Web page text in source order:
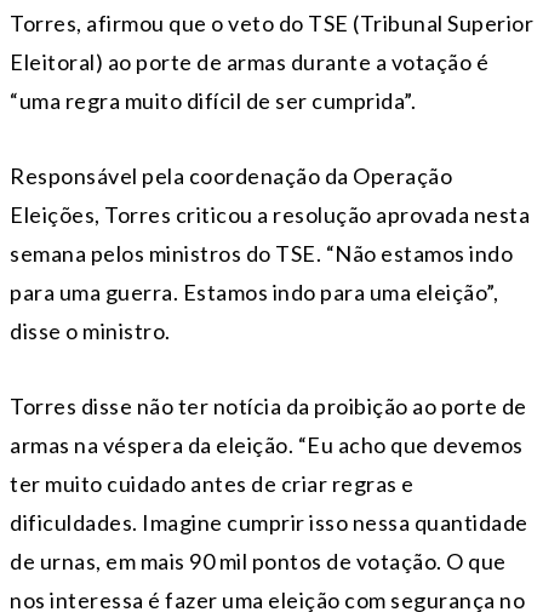
Torres, afirmou que o veto do TSE (Tribunal Superior
Eleitoral) ao porte de armas durante a votação é
“uma regra muito difícil de ser cumprida”.
Responsável pela coordenação da Operação
Eleições, Torres criticou a resolução aprovada nesta
semana pelos ministros do TSE. “Não estamos indo
para uma guerra. Estamos indo para uma eleição”,
disse o ministro.
Torres disse não ter notícia da proibição ao porte de
armas na véspera da eleição. “Eu acho que devemos
ter muito cuidado antes de criar regras e
dificuldades. Imagine cumprir isso nessa quantidade
de urnas, em mais 90 mil pontos de votação. O que
nos interessa é fazer uma eleição com segurança no